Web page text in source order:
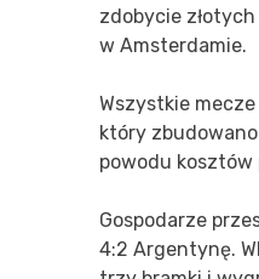
zdobycie
w Amsterdamie.
Wszystkie
który
powodu kosztów
Gospodarze
4:2 Argentynę.